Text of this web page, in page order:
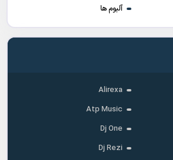
آلبوم ها
Alirexa
Atp Music
Dj One
Dj Rezi